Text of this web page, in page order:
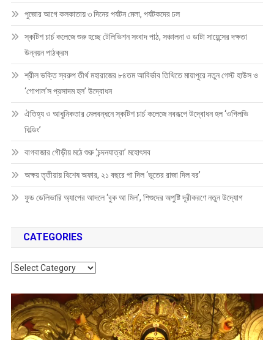
পুজোর আগে কলকাতায় ৩ দিনের পর্যটন মেলা, পর্যটকদের ঢল
স্কটিশ চার্চ কলেজে শুরু হচ্ছে টেলিভিশন সংবাদ পাঠ, সঞ্চালনা ও ডাটা সায়েন্সের দক্ষতা
উন্নয়ন পাঠক্রম
শ্রীল ভক্তি স্বরুপ তীর্থ মহারাজের ৮৪তম আবির্ভাব তিথিতে মায়াপুরে নতুন গেস্ট হাউস ও
‘গোপাল’স প্রসাদম হল’ উদ্বোধন
ঐতিহ্য ও আধুনিকতার মেলবন্ধনে স্কটিশ চার্চ কলেজে নবরূপে উদ্বোধন হল ‘ওগিলভি
বিল্ডিং’
বাগবাজার গৌড়ীয় মঠে শুরু ‘চন্দনযাত্রা’ মহোৎসব
অক্ষয় তৃতীয়ায় বিশেষ অফার, ২১ বছরে পা দিল ‘ভূতের রাজা দিল বর’
ফুড ডেলিভারি অ্যাপের আদলে ‘বুক আ মিল’, শিশুদের অপুষ্টি দূরীকরণে নতুন উদ্যোগ
CATEGORIES
Categories